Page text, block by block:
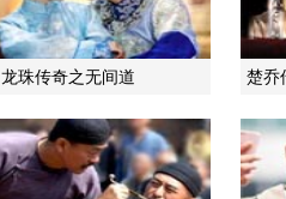
龙珠传奇之无间道 楚乔